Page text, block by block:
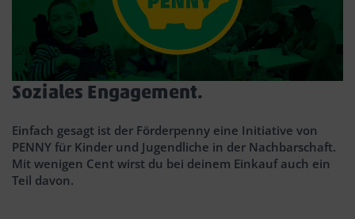
Soziales Engagement.
Einfach gesagt ist der Förderpenny eine Initiative von
PENNY für Kinder und Jugendliche in der Nachbarschaft.
Mit wenigen Cent wirst du bei deinem Einkauf auch ein
Teil davon.